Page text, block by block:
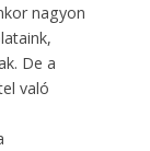
nagyon
De a
való